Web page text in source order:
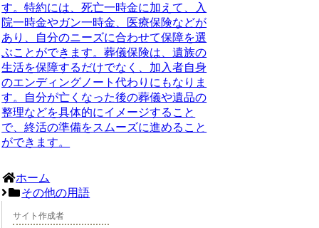
す。特約には、死亡一時金に加えて、入
院一時金やガン一時金、医療保険などが
あり、自分のニーズに合わせて保障を選
ぶことができます。葬儀保険は、遺族の
生活を保障するだけでなく、加入者自身
のエンディングノート代わりにもなりま
す。自分が亡くなった後の葬儀や遺品の
整理などを具体的にイメージすること
で、終活の準備をスムーズに進めること
ができます。
ホーム
その他の用語
サイト作成者